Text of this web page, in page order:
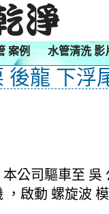
案例 水管清洗 影
後龍 下浮
公司驅車至
，啟動 螺旋波